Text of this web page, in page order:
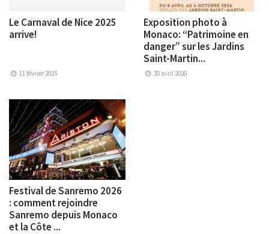
Le Carnaval de Nice 2025
arrive!
11 février 2025
Exposition photo à
Monaco: “Patrimoine en
danger” sur les Jardins
Saint-Martin...
20 avril 2026
Festival de Sanremo 2026
: comment rejoindre
Sanremo depuis Monaco
et la Côte ...